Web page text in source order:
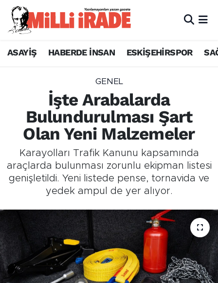
ASAYİŞ HABERDE İNSAN ESKİŞEHİRSPOR
GENEL
İşte Arabalarda
Bulundurulması Şart
Olan Yeni Malzemeler
Karayolları Trafik Kanunu kapsamında
araçlarda bulunması zorunlu ekipman listesi
genişletildi. Yeni listede pense, tornavida ve
yedek ampul de yer alıyor.